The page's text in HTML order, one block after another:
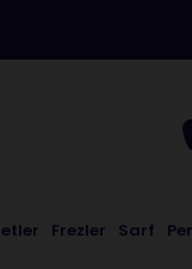
Frezler Sarf